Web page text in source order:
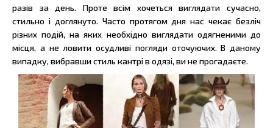
разів за день. Проте всім хочеться виглядати сучасно,
стильно і доглянуто. Часто протягом дня нас чекає безліч
різних подій, на яких необхідно виглядати одягненими до
місця, а не ловити осудливі погляди оточуючих. В даному
випадку, вибравши стиль кантрі в одязі, ви не прогадаєте.